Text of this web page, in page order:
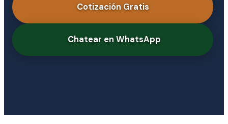
Cotización Gratis
Chatear en WhatsApp